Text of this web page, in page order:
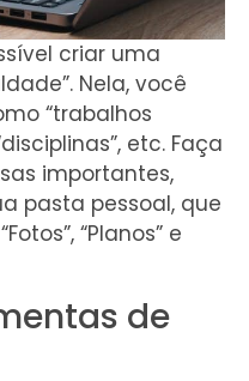
criar uma
Nela, você
“trabalhos
etc. Faça
importantes,
pasta pessoal, que
“Planos” e
de